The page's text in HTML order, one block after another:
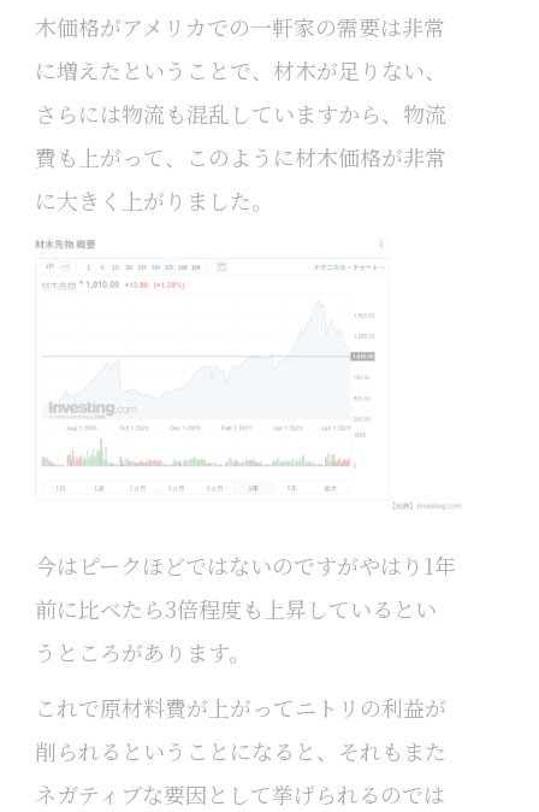
木価格がアメリカでの一軒家の需要は非常
に増えたということで、材木が足りない、
さらには物流も混乱していますから、物流
費も上がって、このように材木価格が非常
に大きく上がりました。
今はピークほどではないのですがやはり1年
前に比べたら3倍程度も上昇しているとい
うところがあります。
これで原材料費が上がってニトリの利益が
削られるということになると、それもまた
ネガティブな要因として挙げられるのでは